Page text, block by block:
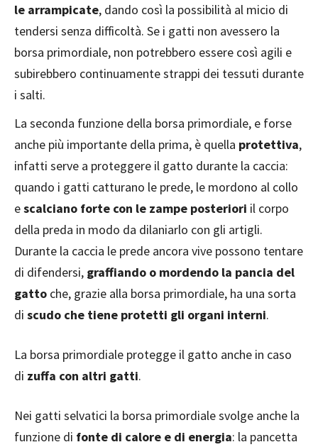
le arrampicate, dando così la possibilità al micio di
tendersi senza difficoltà. Se i gatti non avessero la
borsa primordiale, non potrebbero essere così agili e
subirebbero continuamente strappi dei tessuti durante
i salti.
La seconda funzione della borsa primordiale, e forse
anche più importante della prima, è quella protettiva,
infatti serve a proteggere il gatto durante la caccia:
quando i gatti catturano le prede, le mordono al collo
escalciano forte con le zampe posteriori il corpo
della preda in modo da dilaniarlo con gli artigli.
Durante la caccia le prede ancora vive possono tentare
di difendersi, graffiando o mordendo la pancia del
gatto che, grazie alla borsa primordiale, ha una sorta
di scudo che tiene protetti gli organi interni.
La borsa primordiale protegge il gatto anche in caso
di zuffa con altri gatti.
Nei gatti selvatici la borsa primordiale svolge anche la
funzione di fonte di calore e di energia: la pancetta